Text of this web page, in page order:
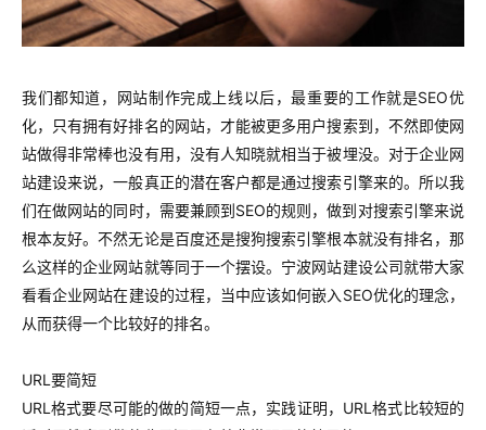
我们都知道，网站制作完成上线以后，最重要的工作就是SEO优
化，只有拥有好排名的网站，才能被更多用户搜索到，不然即使网
站做得非常棒也没有用，没有人知晓就相当于被埋没。对于企业网
站建设来说，一般真正的潜在客户都是通过搜索引擎来的。所以我
们在做网站的同时，需要兼顾到SEO的规则，做到对搜索引擎来说
根本友好。不然无论是百度还是搜狗搜索引擎根本就没有排名，那
么这样的企业网站就等同于一个摆设。宁波网站建设公司就带大家
看看企业网站在建设的过程，当中应该如何嵌入SEO优化的理念，
从而获得一个比较好的排名。
URL要简短
URL格式要尽可能的做的简短一点，实践证明，URL格式比较短的